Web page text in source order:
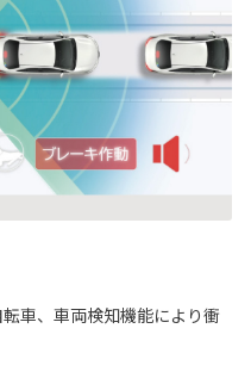
車、車両検知機能により衝